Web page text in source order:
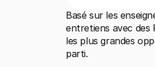
Basé sur les
entretiens avec
les plus grandes
parti.